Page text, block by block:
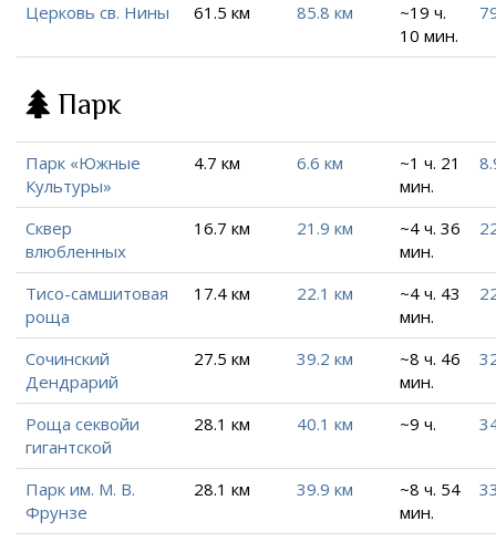
Церковь св. Нины 61.5 км 85.8 км
~19 ч.
10 мин.
Парк
Парк «Южные
Культуры»
4.7 км 6.6 км
~1 ч. 21
мин.
Сквер
влюбленных
16.7 км 21.9 км
~4 ч. 36
мин.
Тисо-самшитовая
роща
17.4 км 22.1 км
~4 ч. 43
мин.
Сочинский
Дендрарий
27.5 км 39.2 км
~8 ч. 46
мин.
Роща секвойи
гигантской
28.1 км 40.1 км ~9 ч.
Парк им. М. В.
Фрунзе
28.1 км 39.9 км
~8 ч. 54
мин.